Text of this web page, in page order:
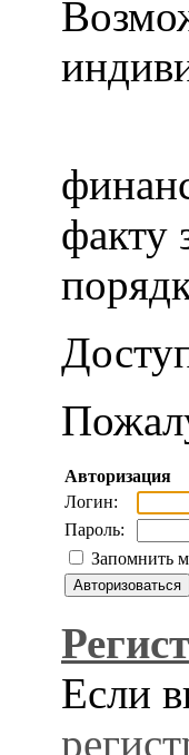
факту
Авторизация
Логин:
Пароль:
Запомнить
Если